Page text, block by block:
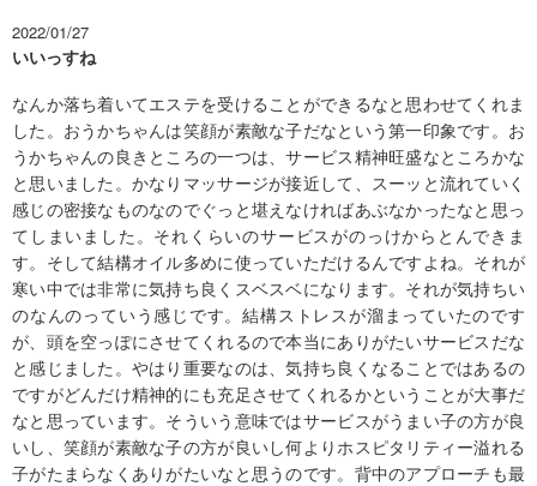
2022/01/27
いいっすね
なんか落ち着いてエステを受けることができるなと思わせてくれま
した。おうかちゃんは笑顔が素敵な子だなという第一印象です。お
うかちゃんの良きところの一つは、サービス精神旺盛なところかな
と思いました。かなりマッサージが接近して、スーッと流れていく
感じの密接なものなのでぐっと堪えなければあぶなかったなと思っ
てしまいました。それくらいのサービスがのっけからとんできま
す。そして結構オイル多めに使っていただけるんですよね。それが
寒い中では非常に気持ち良くスベスベになります。それが気持ちい
のなんのっていう感じです。結構ストレスが溜まっていたのです
が、頭を空っぽにさせてくれるので本当にありがたいサービスだな
と感じました。やはり重要なのは、気持ち良くなることではあるの
ですがどんだけ精神的にも充足させてくれるかということが大事だ
なと思っています。そういう意味ではサービスがうまい子の方が良
いし、笑顔が素敵な子の方が良いし何よりホスピタリティー溢れる
子がたまらなくありがたいなと思うのです。背中のアプローチも最